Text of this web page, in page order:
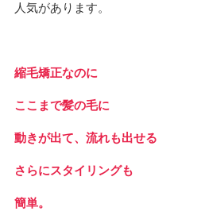
人気があります。
縮毛矯正なのに
ここまで髪の毛に
動きが出て、流れも出せる
さらにスタイリングも
簡単。